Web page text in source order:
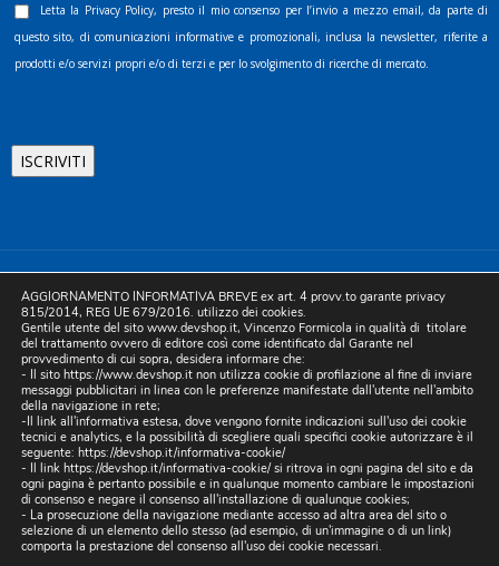
Letta la Privacy Policy, presto il mio consenso per l’invio a mezzo email, da parte di
questo sito, di comunicazioni informative e promozionali, inclusa la newsletter, riferite a
prodotti e/o servizi propri e/o di terzi e per lo svolgimento di ricerche di mercato.
80055 Portici (NA). pec: devinternational@pec.it P.IVA
05754741212 | REA NA-773826 | Capitale sociale 10.000 euro i.v.
| Developed by Digital & Viral
AGGIORNAMENTO INFORMATIVA BREVE ex art. 4 provv.to garante privacy
815/2014, REG UE 679/2016. utilizzo dei cookies.
Gentile utente del sito www.devshop.it, Vincenzo Formicola in qualità di titolare
del trattamento ovvero di editore così come identificato dal Garante nel
provvedimento di cui sopra, desidera informare che:
- Il sito https://www.devshop.it non utilizza cookie di profilazione al fine di inviare
messaggi pubblicitari in linea con le preferenze manifestate dall'utente nell'ambito
della navigazione in rete;
-Il link all'informativa estesa, dove vengono fornite indicazioni sull'uso dei cookie
tecnici e analytics, e la possibilità di scegliere quali specifici cookie autorizzare è il
seguente: https://devshop.it/informativa-cookie/
- Il link https://devshop.it/informativa-cookie/si ritrova in ogni pagina del sito e da
ogni pagina è pertanto possibile e in qualunque momento cambiare le impostazioni
di consenso e negare il consenso all'installazione di qualunque cookies;
- La prosecuzione della navigazione mediante accesso ad altra area del sito o
selezione di un elemento dello stesso (ad esempio, di un'immagine o di un link)
comporta la prestazione del consenso all'uso dei cookie necessari.